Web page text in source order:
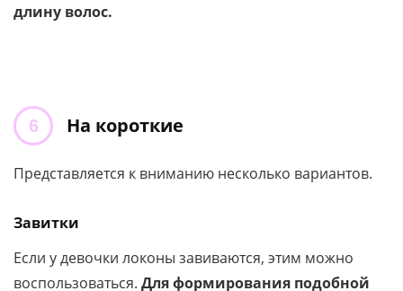
длину волос.
На короткие
Представляется к вниманию несколько вариантов.
Завитки
Если у девочки локоны завиваются, этим можно
воспользоваться. Для формирования подобной